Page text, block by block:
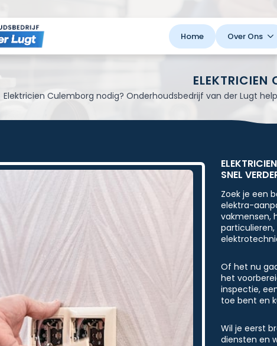
Home Over Ons
ELEKTRICIEN
Elektricien Culemborg nodig? Onderhoudsbedrijf van der Lugt
SNEL
Zoek je een
elektra-
vakmensen,
Of het nu
het
inspectie,
toe bent en
Wil je eerst
diensten en